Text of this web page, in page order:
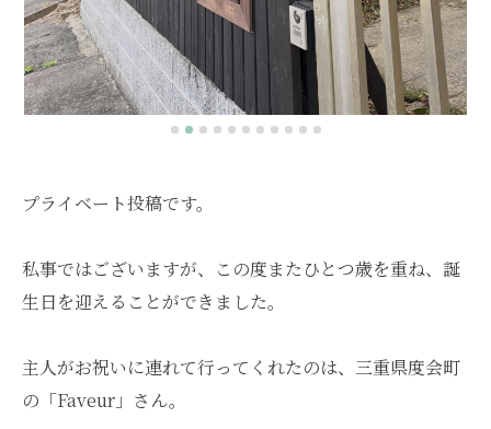
プライベート投稿です。
私事ではございますが、この度またひとつ歳を重ね、誕
生日を迎えることができました。
主人がお祝いに連れて行ってくれたのは、三重県度会町
の「Faveur」さん。